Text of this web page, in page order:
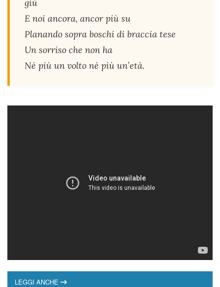
giù
E noi ancora, ancor più su
Planando sopra boschi di braccia tese
Un sorriso che non ha
Né più un volto né più un’età.
LEGGI ANCHE